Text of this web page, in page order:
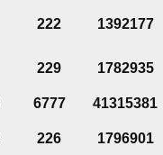
222 1392177
229 1782935
6777
41315381
226 1796901